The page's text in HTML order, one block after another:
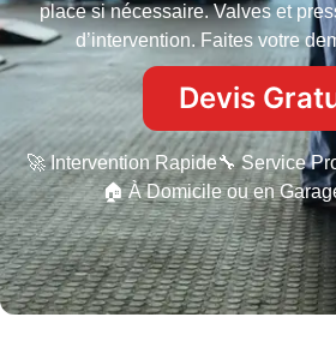
place si nécessaire. Valves et
d’intervention. Faites votre
Devis
🚀 Intervention Rapide🔧 Service
🏠 À Domicile ou en